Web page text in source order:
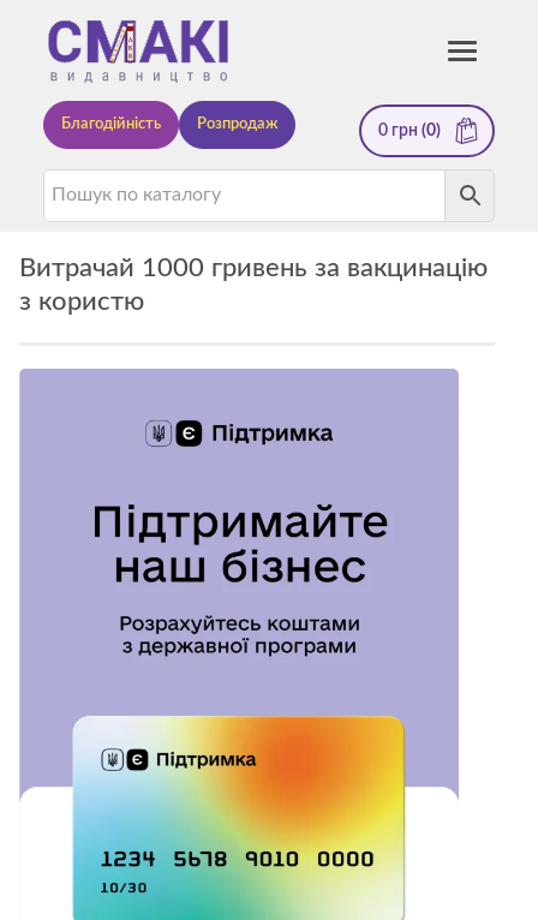
—
видавництво
Toggle
Благодійність Розпродаж 0 грн (0)
Витрачай 1000 гривень за вакцинацію
з користю